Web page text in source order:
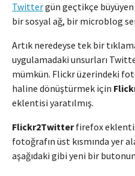
Twittergün geçtikçe
bir sosyal ağ, bir microblog
Artık neredeyse tek bir
uygulamadaki unsurları
mümkün. Flickr üzerindeki
haline dönüştürmek için
eklentisi yaratılmış.
Flickr2Twitterfirefox
fotoğrafın üst kısmında yer
aşağıdaki gibi yeni bir